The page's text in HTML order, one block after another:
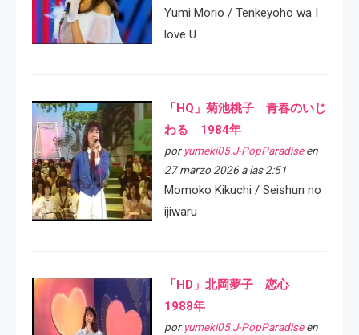
Yumi Morio / Tenkeyoho wa I
love U
「HQ」菊池桃子 青春のいじ
わる 1984年
por yumeki05 J-PopParadiseen
27 marzo 2026 a las 2:51
Momoko Kikuchi / Seishun no
ijiwaru
「HD」北岡夢子 恋心
1988年
por yumeki05 J-PopParadiseen